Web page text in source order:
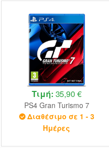
Τιμή: 35,90 €
PS4 Gran Turismo 7
Διαθέσιμο σε 1 - 3
Ημέρες